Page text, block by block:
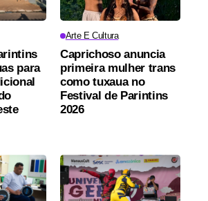
para
Arte E Cultura
Caprichoso anuncia
primeira mulher trans
como tuxaua no
Festival de Parintins
2026